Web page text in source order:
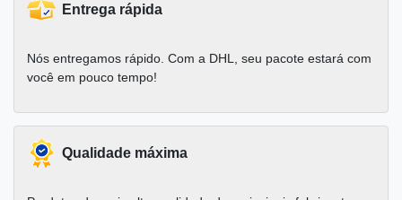
Entrega rápida
Nós entregamos rápido. Com a DHL, seu pacote estará com
você em pouco tempo!
Qualidade máxima